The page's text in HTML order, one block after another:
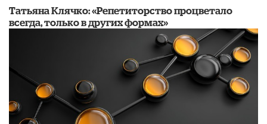
​Татьяна Клячко: «Репетиторство процветало
всегда, только в других формах»